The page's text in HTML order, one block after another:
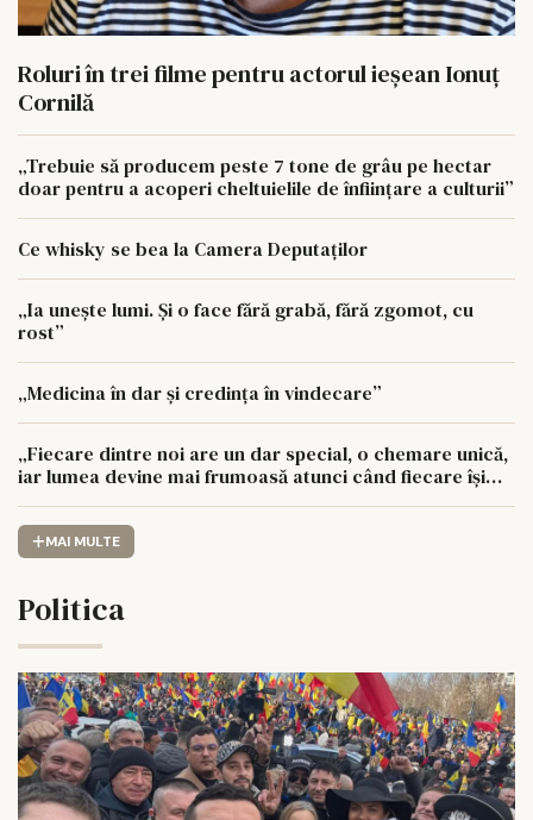
Roluri în trei filme pentru actorul ieşean Ionuţ
Cornilă
„Trebuie să producem peste 7 tone de grâu pe hectar
doar pentru a acoperi cheltuielile de înființare a culturii”
Ce whisky se bea la Camera Deputaților
„Ia unește lumi. Și o face fără grabă, fără zgomot, cu
rost”
„Medicina în dar și credința în vindecare”
„Fiecare dintre noi are un dar special, o chemare unică,
iar lumea devine mai frumoasă atunci când fiecare își
MAI MULTE
Politica